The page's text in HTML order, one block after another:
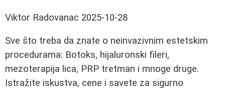
Viktor Radovanac 2025-10-28
Sve što treba da znate o neinvazivnim estetskim
procedurama: Botoks, hijaluronski fileri,
mezoterapija lica, PRP tretman i mnoge druge.
Istražite iskustva, cene i savete za sigurno